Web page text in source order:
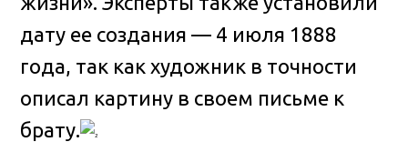
дату ее создания — 4 июля 1888
года, так как художник в точности
описал картину в своем письме к
брату.